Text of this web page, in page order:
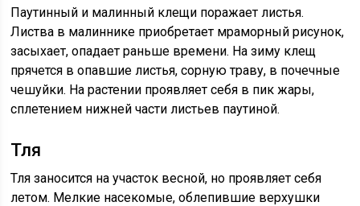
Паутинный и малинный клещи поражает листья.
Листва в малиннике приобретает мраморный рисунок,
засыхает, опадает раньше времени. На зиму клещ
прячется в опавшие листья, сорную траву, в почечные
чешуйки. На растении проявляет себя в пик жары,
сплетением нижней части листьев паутиной.
Тля
Тля заносится на участок весной, но проявляет себя
летом. Мелкие насекомые, облепившие верхушки